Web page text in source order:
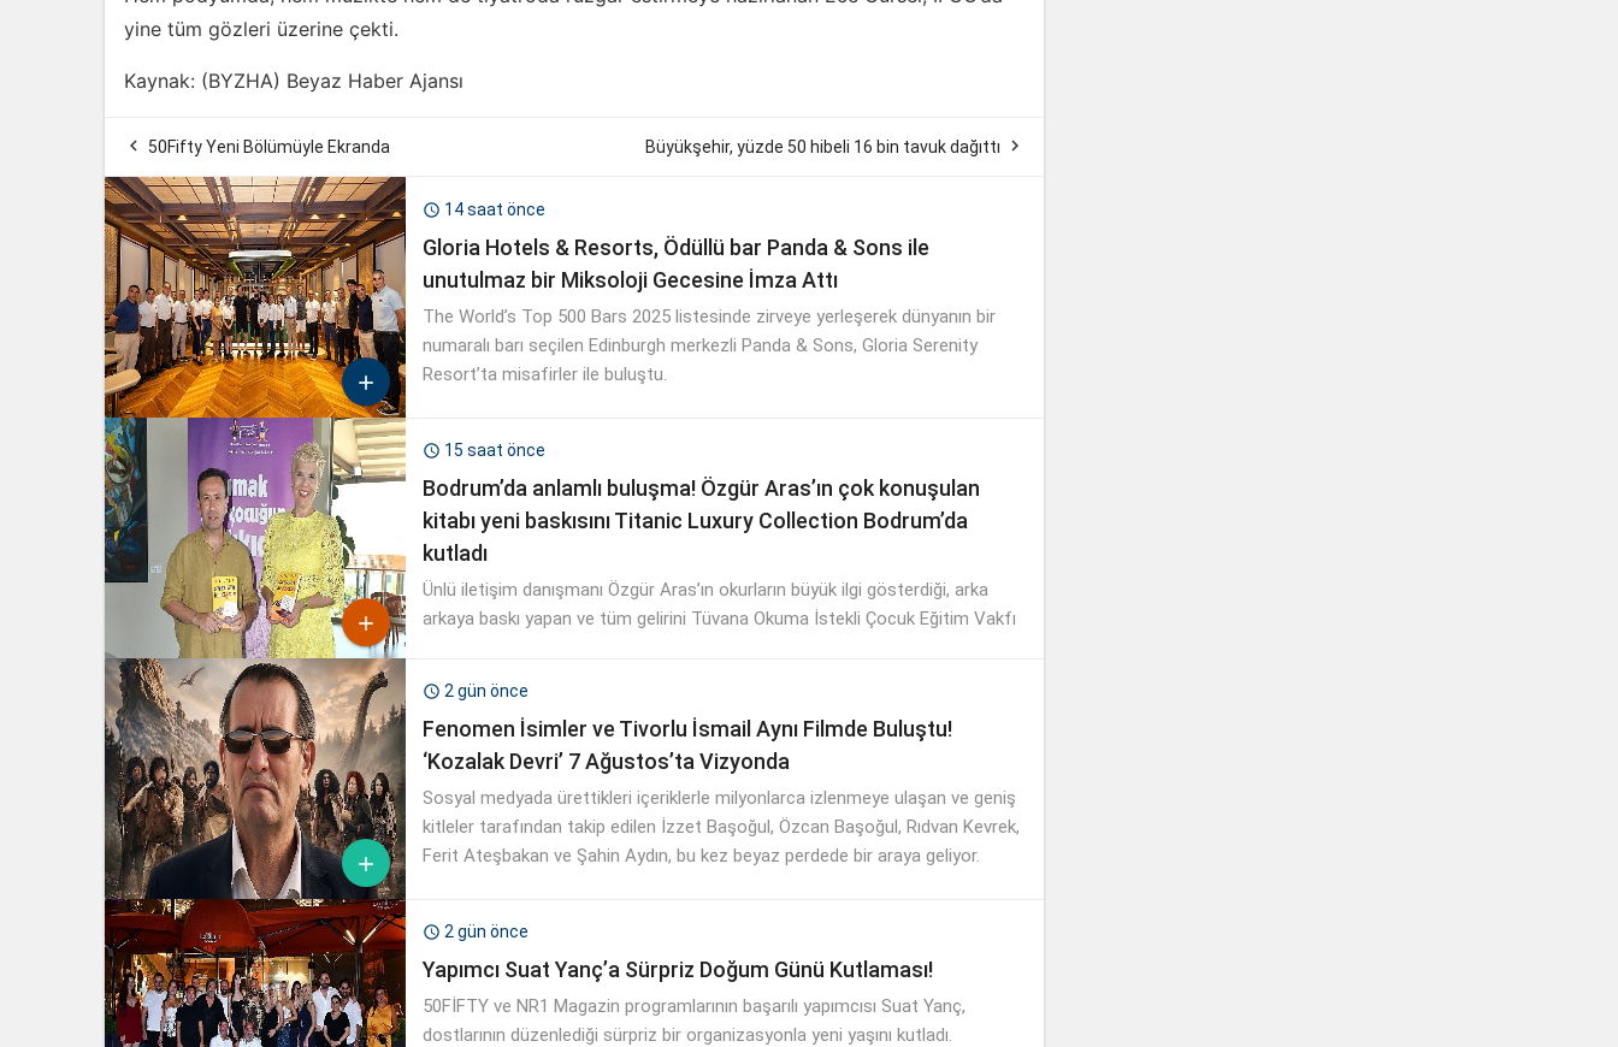
yine tüm gözleri üzerine çekti.
Kaynak: (BYZHA) Beyaz Haber Ajansı
 50Fifty Yeni Bölümüyle Ekranda Büyükşehir, yüzde 50 hibeli 16 bin tavuk dağıttı 

 14 saat önce
Gloria Hotels & Resorts, Ödüllü bar Panda & Sons ile
unutulmaz bir Miksoloji Gecesine İmza Attı
The World’s Top 500 Bars 2025 listesinde zirveye yerleşerek dünyanın bir
numaralı barı seçilen Edinburgh merkezli Panda & Sons, Gloria Serenity
Resort’ta misafirler ile buluştu.

 15 saat önce
Bodrum’da anlamlı buluşma! Özgür Aras’ın çok konuşulan
kitabı yeni baskısını Titanic Luxury Collection Bodrum’da
kutladı
Ünlü iletişim danışmanı Özgür Aras’ın okurların büyük ilgi gösterdiği, arka
arkaya baskı yapan ve tüm gelirini Tüvana Okuma İstekli Çocuk Eğitim Vakfı
özel davetle kutlandı.

 2 gün önce
Fenomen İsimler ve Tivorlu İsmail Aynı Filmde Buluştu!
‘Kozalak Devri’ 7 Ağustos’ta Vizyonda
Sosyal medyada ürettikleri içeriklerle milyonlarca izlenmeye ulaşan ve geniş
kitleler tarafından takip edilen İzzet Başoğul, Özcan Başoğul, Rıdvan Kevrek,
Ferit Ateşbakan ve Şahin Aydın, bu kez beyaz perdede bir araya geliyor.
 2 gün önce
Yapımcı Suat Yanç’a Sürpriz Doğum Günü Kutlaması!
50FİFTY ve NR1 Magazin programlarının başarılı yapımcısı Suat Yanç,
dostlarının düzenlediği sürpriz bir organizasyonla yeni yaşını kutladı.